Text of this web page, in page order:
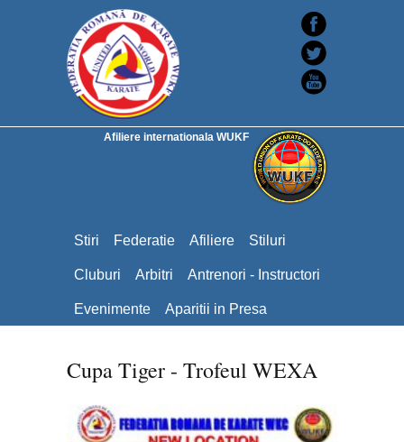
Afiliere internationala WUKF
Stiri Federatie Afiliere Stiluri
Cluburi Arbitri Antrenori - Instructori
Evenimente Aparitii in Presa
Cupa Tiger - Trofeul WEXA